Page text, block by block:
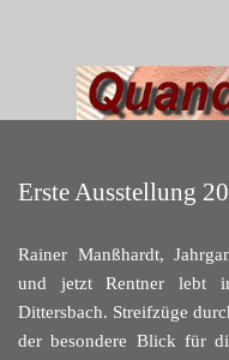
Erste Ausstellung
Rainer Manßhardt,
und jetzt Rentner lebt
Dittersbach. Streifzüge
der besondere Blick für